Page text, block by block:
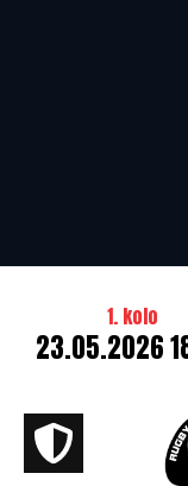
1. kolo
23.05.2026